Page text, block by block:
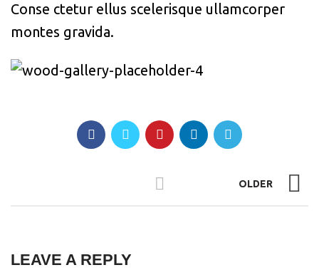
Conse ctetur ellus scelerisque ullamcorper
montes gravida.
OLDER
LEAVE A REPLY